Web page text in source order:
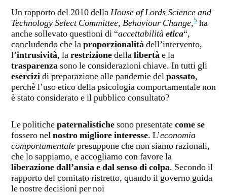
Un rapporto del 2010 dellaHouse of Lords Science and
Technology Select Committee, Behaviour Change,5 ha
anche sollevato questioni di “accettabilitàetica“,
concludendo che laproporzionalitàdell’intervento,
l’intrusività, larestrizionedellalibertàe la
trasparenzasono le considerazioni chiave. In tutti gli
esercizidi preparazione alle pandemie delpassato,
perchè l’uso etico della psicologia comportamentale non
è stato considerato e il pubblico consultato?
Le politichepaternalistichesono presentatecome se
fossero nelnostro migliore interesse. L’economia
comportamentalepresuppone che non siamo razionali,
che lo sappiamo, e accogliamo con favore la
liberazione dall’ansia e dal senso di colpa. Secondo il
rapporto del comitato ristretto, quando il governo guida
le nostre decisioni per noi